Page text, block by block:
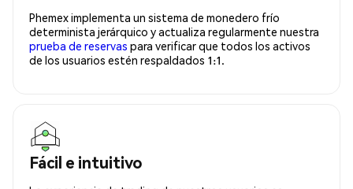
Phemex implementa un sistema de monedero frío
determinista jerárquico y actualiza regularmente nuestra
prueba de reservas para verificar que todos los activos
de los usuarios estén respaldados 1:1.
Fácil e intuitivo